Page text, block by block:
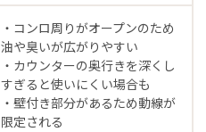
・コンロ周りがオープンのため
油や臭いが広がりやすい
・カウンターの奥行きを深くし
すぎると使いにくい場合も
・壁付き部分があるため動線が
限定される